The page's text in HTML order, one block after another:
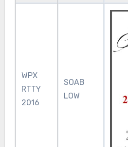
WPX
RTTY
2016
SOAB
LOW